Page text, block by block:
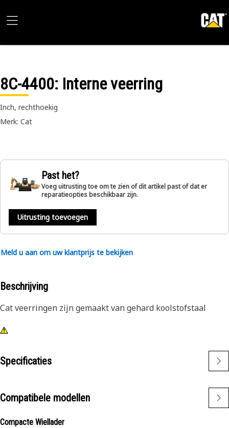
8C-4400: Interne veerring
Inch, rechthoekig
Merk: Cat
Past het?
Voeg uitrusting toe om te zien of dit artikel past of dat er
reparatieopties beschikbaar zijn.
Uitrusting toevoegen
Meld u aan om uw klantprijs te bekijken
Beschrijving
Cat veerringen zijn gemaakt van gehard koolstofstaal
Specificaties
Compatibele modellen
Compacte Wiellader